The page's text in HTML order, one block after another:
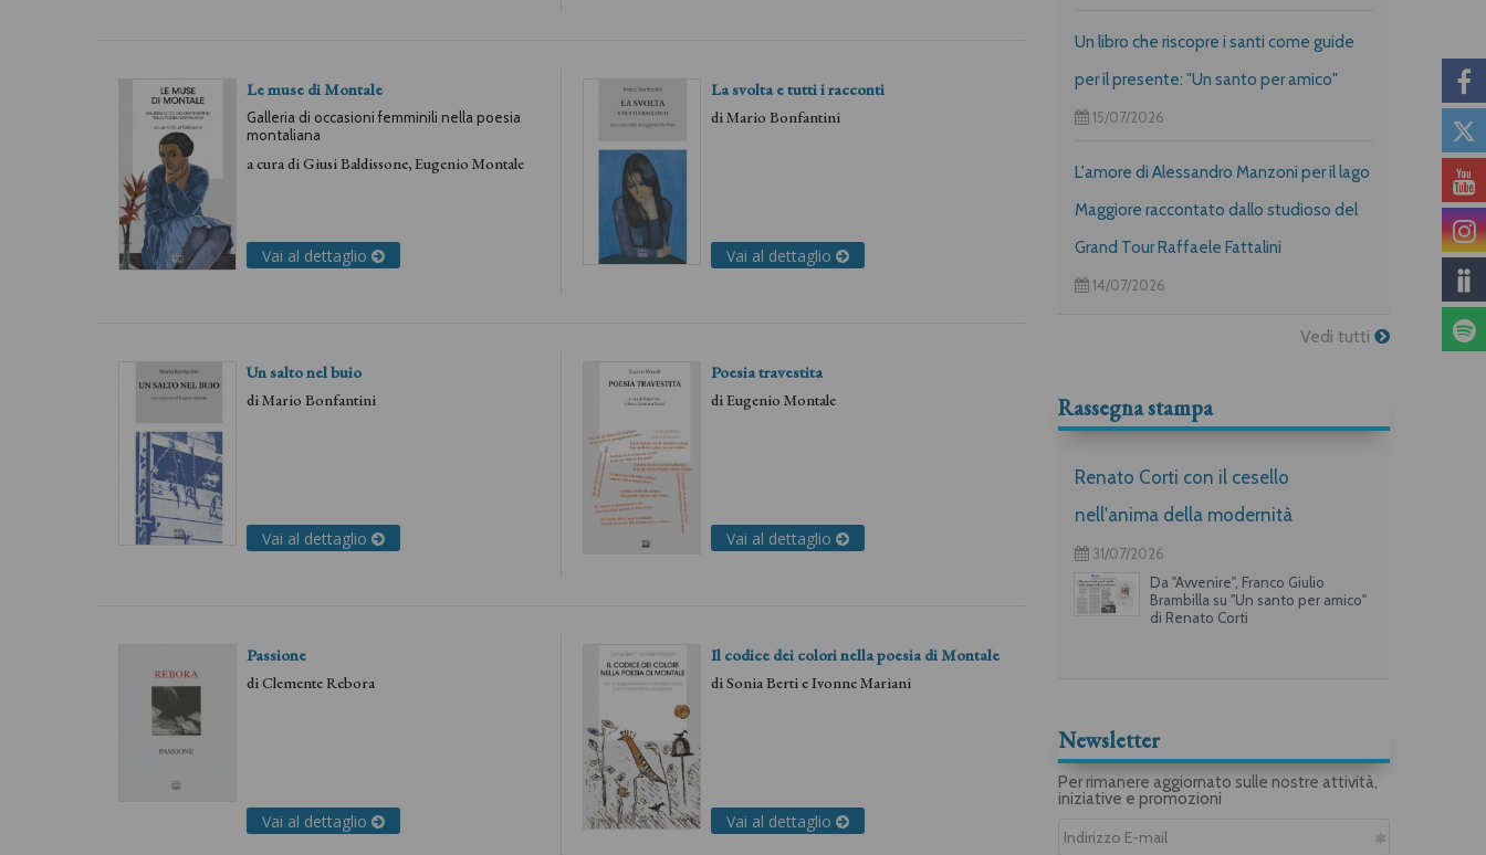
Le muse di Montale
Galleria di occasioni femminili nella poesia
montaliana
a cura diGiusi Baldissone,Eugenio Montale
Vai al dettaglio
La svolta e tutti i racconti
diMario Bonfantini
Vai al dettaglio
Un salto nel buio
diMario Bonfantini
Vai al dettaglio
Poesia travestita
diEugenio Montale
Vai al dettaglio
Passione
diClemente Rebora
Vai al dettaglio
Il codice dei colori nella poesia di Montale
diSonia BertieIvonne Mariani
Vai al dettaglio
Un libro che riscopre i santi come guide
per il presente: "Un santo per amico"
15/07/2026
L'amore di Alessandro Manzoni per il lago
Maggiore raccontato dallo studioso del
Grand Tour Raffaele Fattalini
14/07/2026
Vedi tutti
Rassegna stampa
Renato Corti con il cesello
nell'anima della modernità
31/07/2026
Da "Avvenire", Franco Giulio
Brambilla su "Un santo per amico"
di Renato Corti
Newsletter
Per rimanere aggiornato sulle nostre attività,
iniziative e promozioni